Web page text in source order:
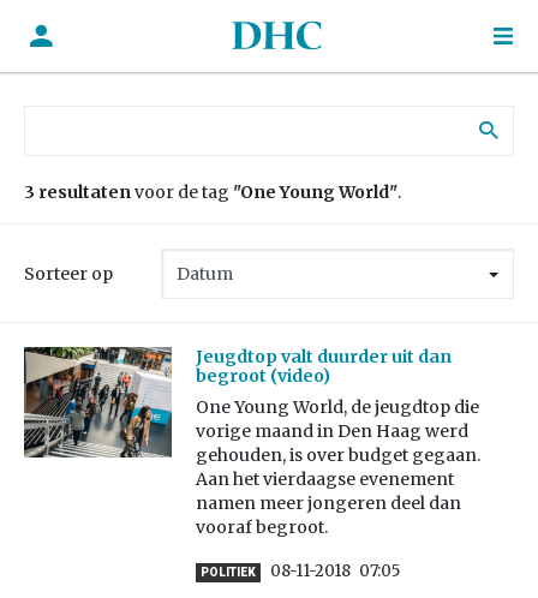
3 resultatenvoor de tag "One Young World".
Sorteer op
Jeugdtop valt duurder uit dan
begroot (video)
One Young World, de jeugdtop die
vorige maand in Den Haag werd
gehouden, is over budget gegaan.
Aan het vierdaagse evenement
namen meer jongeren deel dan
vooraf begroot.
POLITIEK 08-11-2018 07:05